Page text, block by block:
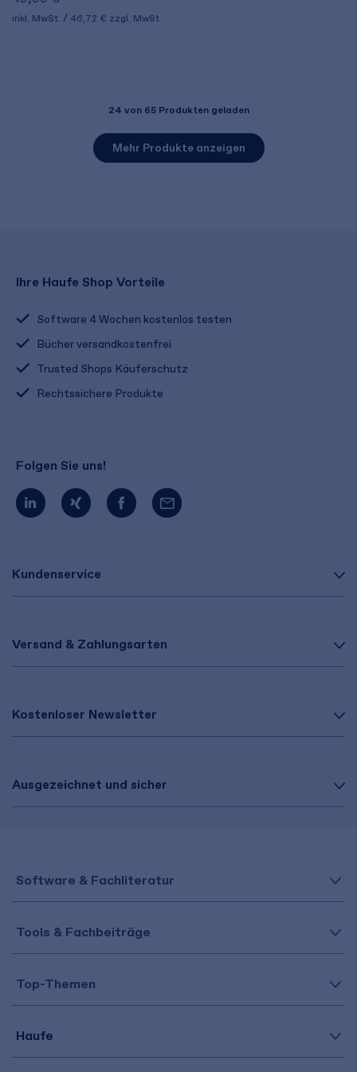
inkl. MwSt. 46,72 € zzgl. MwSt.
24 von 65 Produkten geladen
Mehr Produkte anzeigen
Kundenservice
Versand & Zahlungsarten
Kostenloser Newsletter
Ausgezeichnet und sicher
Ihre Haufe Shop Vorteile
Software 4 Wochen kostenlos testen
Bücher versandkostenfrei
Trusted Shops Käuferschutz
Rechtssichere Produkte
Folgen Sie uns!
Software & Fachliteratur
Tools & Fachbeiträge
Top-Themen
Haufe